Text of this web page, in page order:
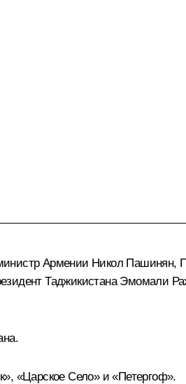
Армении Никол Пашинян,
Таджикистана Эмомали
«Царское Село» и «Петергоф».